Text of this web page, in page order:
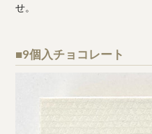
せ。
■9個入チョコレート